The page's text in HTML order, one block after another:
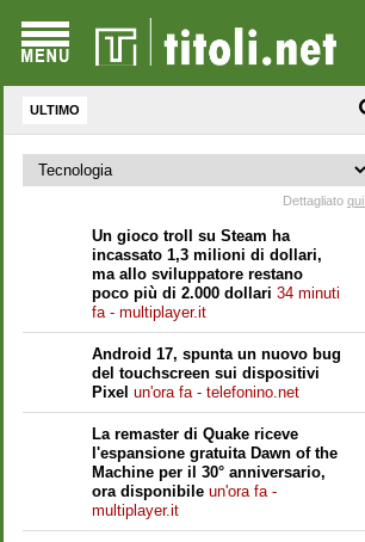
ULTIMO
Dettagliato qui.
Un gioco troll su Steam ha
incassato 1,3 milioni di dollari,
ma allo sviluppatore restano
poco più di 2.000 dollari 34 minuti
fa - multiplayer.it
Android 17, spunta un nuovo bug
del touchscreen sui dispositivi
Pixel un'ora fa - telefonino.net
La remaster di Quake riceve
l'espansione gratuita Dawn of the
Machine per il 30° anniversario,
ora disponibile un'ora fa -
multiplayer.it